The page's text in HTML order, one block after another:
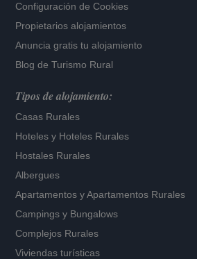
Configuración de Cookies
Propietarios alojamientos
Anuncia gratis tu alojamiento
Blog de Turismo Rural
Tipos de alojamiento:
Casas Rurales
Hoteles y Hoteles Rurales
Hostales Rurales
Albergues
Apartamentos yApartamentos Rurales
Campings y Bungalows
Complejos Rurales
Viviendas turísticas